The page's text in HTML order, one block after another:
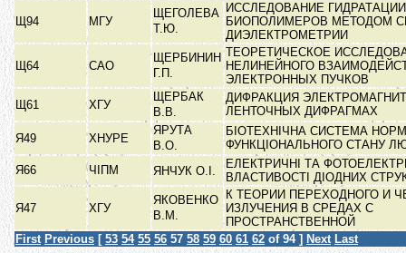
Щ94 МГУ
ЩЕГОЛЕВА
Т.Ю.
ИССЛЕДОВАНИЕ ГИДРАТАЦИИ
БИОПОЛИМЕРОВ МЕТОДОМ
ДИЭЛЕКТРОМЕТРИИ
Щ64 САО
ЩЕРБИНИН
Г.П.
ТЕОРЕТИЧЕСКОЕ
НЕЛИНЕЙНОГО
ЭЛЕКТРОННЫХ ПУЧКОВ
Щ61
ХГУ
ЩЕРБАК
В.В.
ДИФРАКЦИЯ
ЛЕНТОЧНЫХ ДИФРАГМАХ
Я49
ХНУРЕ
ЯРУТА
В.О.
БІОТЕХНІЧНА СИСТЕМА
ФУНКЦІОНАЛЬНОГО СТАНУ
Я66
ЧІПМ ЯНЧУК О.І.
ЕЛЕКТРИЧНІ ТА
ВЛАСТИВОСТІ ДІОДНИХ
Я47 ХГУ
ЯКОВЕНКО
В.М.
К ТЕОРИИ ПЕРЕХОДНОГО И
ИЗЛУЧЕНИЯ В СРЕДАХ С
ПРОСТРАНСТВЕННОЙ
First Previous [ 53 54 55 56 57 58 59 60 61 62 of 94 ] Next Last